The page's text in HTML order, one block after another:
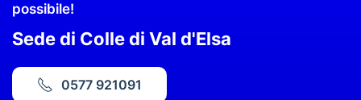
possibile!
Sede di Colle di Val d'Elsa
0577 921091